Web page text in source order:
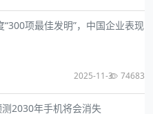
项最佳发明”，中国企业表现
2025-11-3 74683
2030年手机将会消失